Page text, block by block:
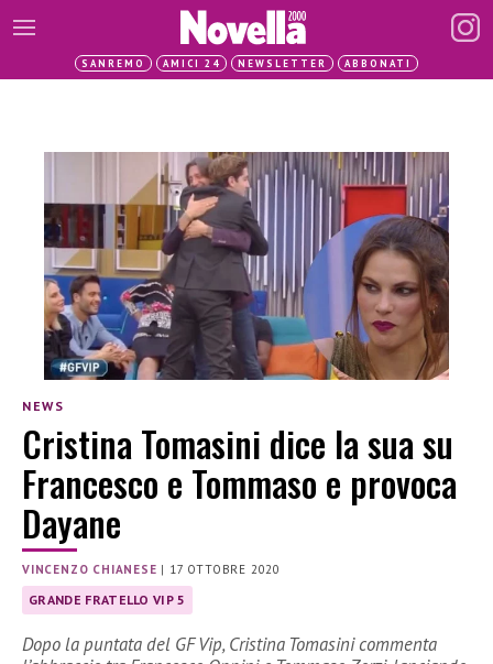
SANREMO AMICI 24 NEWSLETTER ABBONATI
NEWS
Cristina Tomasini dice la sua su
Francesco e Tommaso e provoca
Dayane
VINCENZO CHIANESE | 17 OTTOBRE 2020
GRANDE FRATELLO VIP 5
Dopo la puntata del GF Vip, Cristina Tomasini commenta